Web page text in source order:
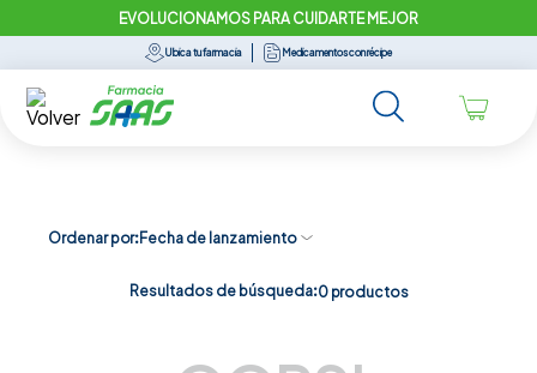
EVOLUCIONAMOS PARA CUIDARTE MEJOR
Ubica tu farmacia Medicamentos con récipe
Ordenar por Fecha de lanzamiento
Resultados de búsqueda:0 productos